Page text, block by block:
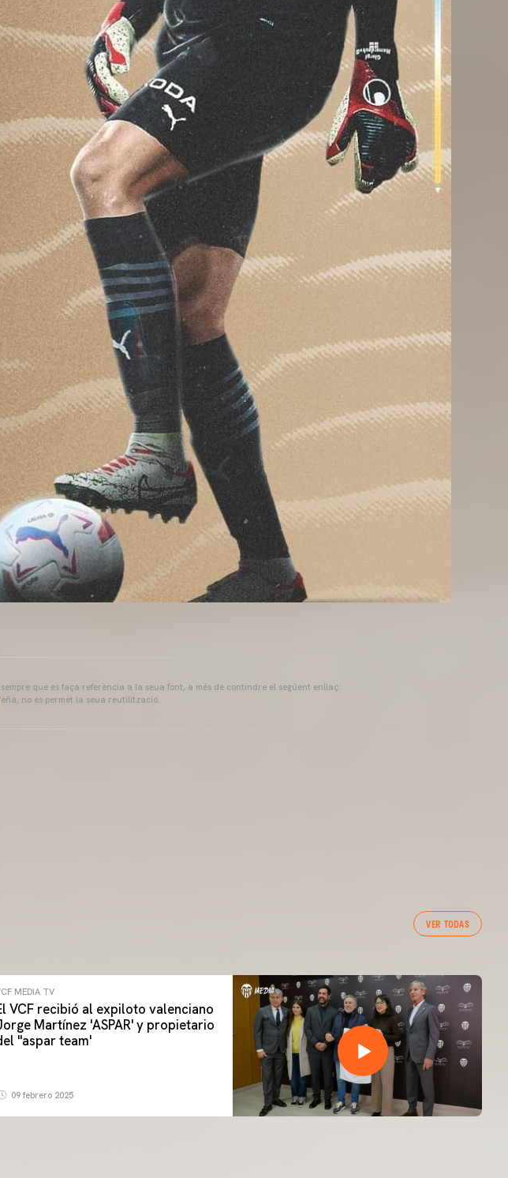
que es faça referència a la seua font, a més de contindre el següent enllaç:
no es permet la seua reutilització.
VER TODAS
MEDIA TV
VCF recibió al expiloto valenciano
Martínez 'ASPAR' y propietario
''aspar team'
09 febrero 2025